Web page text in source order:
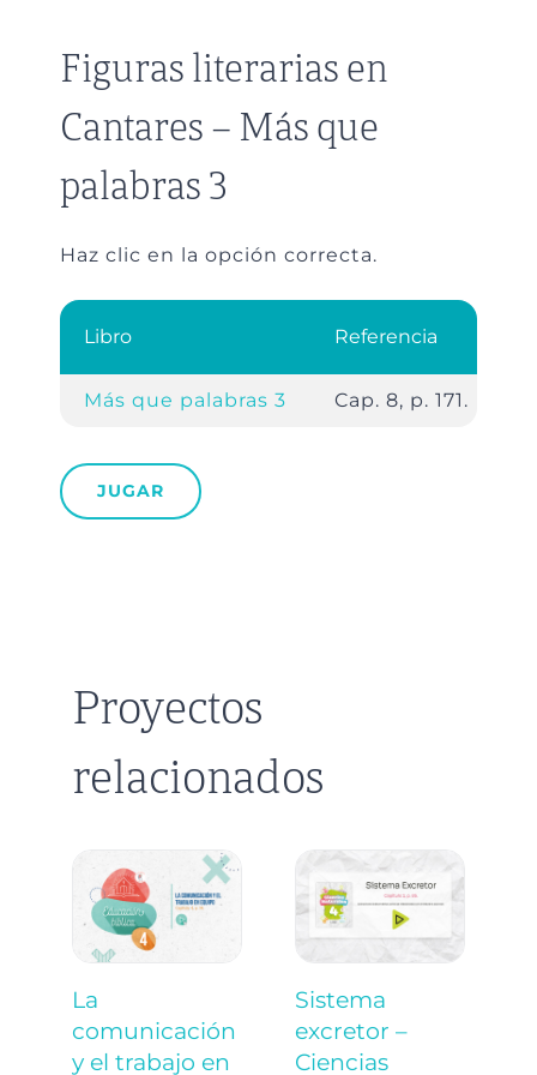
Figuras literarias en
Cantares – Más que
palabras 3
Haz clic en la opción correcta.
Libro Referencia
Más que palabras 3 Cap. 8, p. 171.
JUGAR
Proyectos
relacionados
La
comunicación
y el trabajo en
Sistema
excretor –
Ciencias